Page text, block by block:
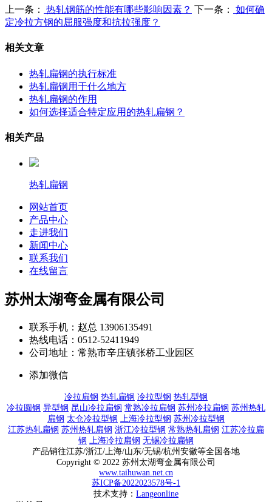
上一条： 热轧钢筋的性能有哪些影响因素？ 下一条：
如何确
定冷拉方钢的屈服强度和抗拉强度？
相关文章
热轧扁钢的执行标准
热轧扁钢用于什么地方
热轧扁钢的作用
如何选择适合特定应用的热轧扁钢？
相关产品
热轧扁钢
网站首页
产品中心
走进我们
新闻中心
联系我们
在线留言
苏州太湖弯金属有限公司
联系手机：赵总 13906135491
热线电话：0512-52411949
公司地址：常熟市辛庄镇张桥工业园区
添加微信
冷拉扁钢 热轧扁钢 冷拉型钢 热轧型钢
冷拉圆钢 异型钢 昆山冷拉扁钢 常熟冷拉扁钢 苏州冷拉扁钢 苏州热轧
扁钢 太仓冷拉型钢 上海冷拉型钢 苏州冷拉型钢
江苏热轧扁钢 苏州热轧扁钢 浙江冷拉型钢 常熟热轧扁钢 江苏冷拉扁
钢
上海冷拉扁钢 无锡冷拉扁钢
产品销往江苏/浙江/上海/山东/无锡/杭州安徽等全国各地
Copyright © 2022 苏州太湖弯金属有限公司
www.taihuwan.net.cn
苏ICP备2022023578号-1
技术支持： Langeonline